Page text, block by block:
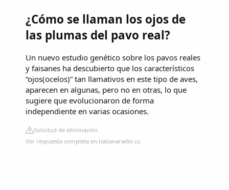
¿Cómo se llaman los ojos de
las plumas del pavo real?
Un nuevo estudio genético sobre los pavos reales
y faisanes ha descubierto que los característicos
“ojos(ocelos)” tan llamativos en este tipo de aves,
aparecen en algunas, pero no en otras, lo que
sugiere que evolucionaron de forma
independiente en varias ocasiones.
Solicitud de eliminación
Ver respuesta completa en habanaradio.cu